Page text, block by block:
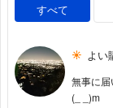
すべて
よい
無事に
(_ _)m